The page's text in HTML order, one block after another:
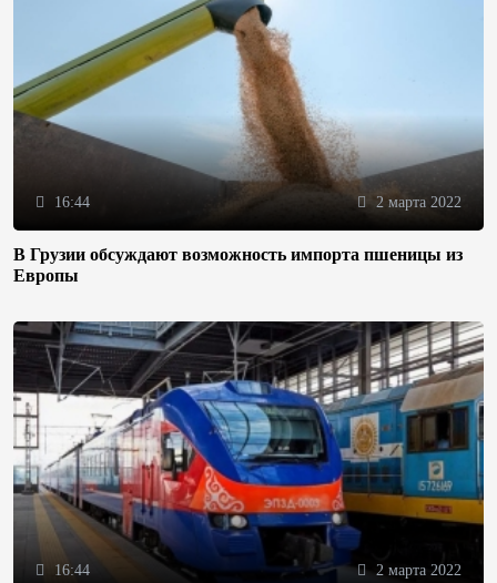
16:44 2 марта 2022
В Грузии обсуждают возможность импорта пшеницы из
Европы
16:44 2 марта 2022